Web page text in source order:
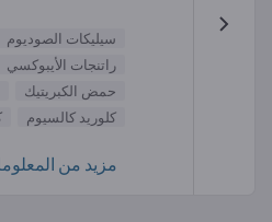
سيليكات الصوديوم
راتنجات الأيبوكسي
حمض الكبريتيك
كلوريد كالسيوم
مزيد من